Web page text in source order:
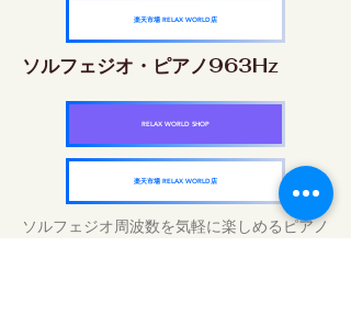
楽天市場 RELAX WORLD店
ソルフェジオ・ピアノ963Hz
RELAX WORLD SHOP
楽天市場 RELAX WORLD店
ソルフェジオ周波数を気軽に楽しめるピアノ